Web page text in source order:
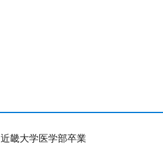
近畿大学医学部卒業